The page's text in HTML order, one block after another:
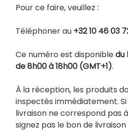
Pour ce faire, veuillez :
Téléphoner au +32 10 46 03
Ce numéro est disponibledu
de 8h00 à 18h00 (GMT+1).
À la réception, les produits
inspectés immédiatement.
livraison ne correspond pas
signez pas le bon de